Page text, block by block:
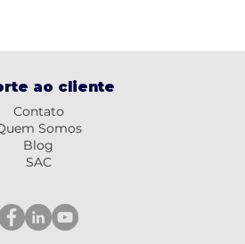
ao cliente
Contato
Somos
Blog
SAC